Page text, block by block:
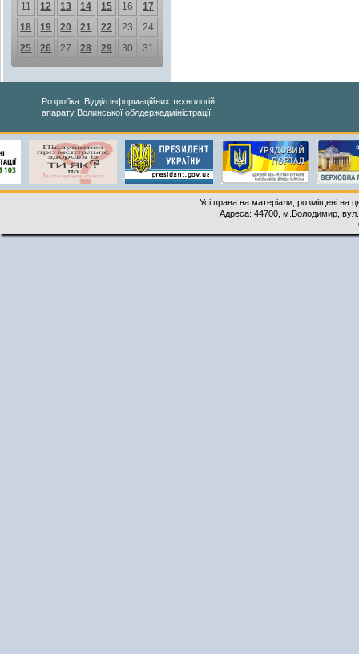
11
12 13 14 15 16
17
18
19 20 21 22 23
24
25
26 27 28 29 30 31
Розробка: Відділ інформаційних технологій
апарату Волинської облдержадміністрації
Усі права на матеріали, розміщені на
Адреса: 44700, м.Володимир,